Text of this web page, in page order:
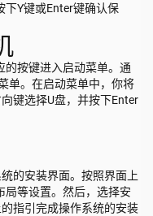
下Y键或Enter键确认保
的按键进入启动菜单。通
单。在启动菜单中，你将
键选择U盘，并按下Enter
的安装界面。按照界面上
局等设置。然后，选择安
指引完成操作系统的安装